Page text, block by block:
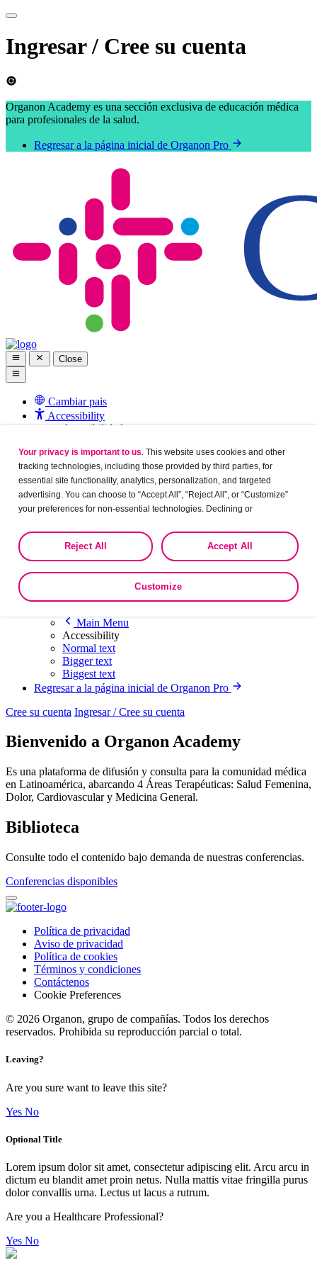
Ingresar / Cree su cuenta
Organon Academy es una sección exclusiva de educación médica
para profesionales de la salud.
Regresar a la página inicial de Organon Pro
Close
Cambiar pais
Accessibility
Accesibilidad
Texto más grande
Texto más grande
Ingresar / Cree su cuenta
Cree su cuenta
Organon Academy
Main Menu
Todos los Webinars
Main Menu
Accessibility
Normal text
Bigger text
Biggest text
Regresar a la página inicial de Organon Pro
Cree su cuenta Ingresar / Cree su cuenta
Bienvenido a Organon Academy
Es una plataforma de difusión y consulta para la comunidad médica
en Latinoamérica, abarcando 4 Áreas Terapéuticas: Salud Femenina,
Dolor, Cardiovascular y Medicina General.
Biblioteca
Consulte todo el contenido bajo demanda de nuestras conferencias.
Conferencias disponibles
Política de privacidad
Aviso de privacidad
Política de cookies
Términos y condiciones
Contáctenos
Cookie Preferences
© 2026 Organon, grupo de compañías. Todos los derechos
reservados. Prohibida su reproducción parcial o total.
Leaving?
Are you sure want to leave this site?
Yes No
Optional Title
Lorem ipsum dolor sit amet, consectetur adipiscing elit. Arcu arcu in
dictum eu blandit amet proin netus. Nulla mattis vitae fringilla purus
dolor convallis urna. Lectus ut lacus a rutrum.
Are you a Healthcare Professional?
Yes No
Your privacy is important to us. This website uses cookies and other
tracking technologies, including those provided by third parties, for
essential site functionality, analytics, personalization, and targeted
advertising. You can choose to “Accept All”, “Reject All”, or “Customize”
your preferences for non-essential technologies. Declining or
the collection, use, storage, and disclosure of your data in other contexts
as described in the terms of our
Privacy Policy Accept All
Reject All
Customize